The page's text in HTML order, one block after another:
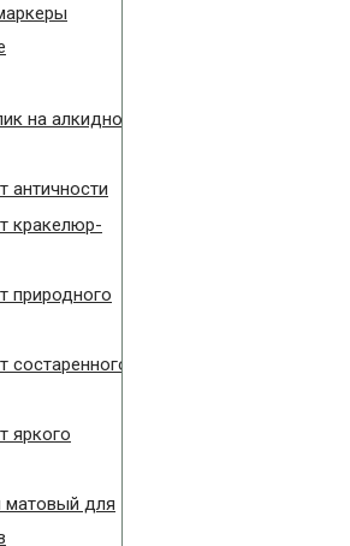
на алкидной
античности
кракелюр-
природного
состаренного
яркого
для